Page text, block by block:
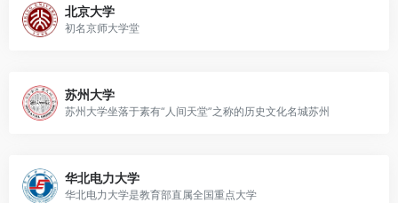
北京大学
初名京师大学堂
苏州大学
苏州大学坐落于素有“人间天堂”之称的历史文化名城苏州
华北电力大学
华北电力大学是教育部直属全国重点大学